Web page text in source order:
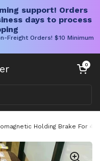
support! Orders
days to process
Freight Orders! $10 Minimum
Warenkorb
0
Holding Brake For